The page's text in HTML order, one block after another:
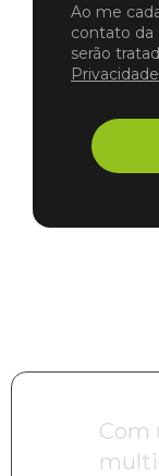
Ao me
contato da
serão
Privacidade
Com